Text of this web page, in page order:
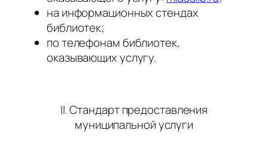
на информационных стендах
библиотек;
по телефонам библиотек,
оказывающих услугу.
II. Стандарт предоставления
муниципальной услуги